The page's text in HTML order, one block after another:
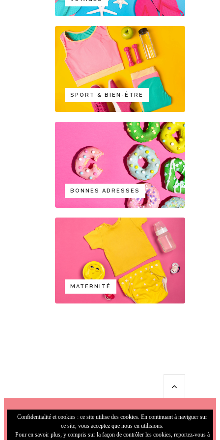
SPORT & BIEN-ÊTRE
BONNES ADRESSES
MATERNITÉ
Confidentialité et cookies : ce site utilise des cookies. En continuant à naviguer sur
ce site, vous acceptez que nous en utilisions.
Pour en savoir plus, y compris sur la façon de contrôler les cookies, reportez-vous à